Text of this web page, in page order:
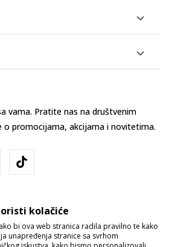
vama. Pratite nas na društvenim
o promocijama, akcijama i novitetima.
Promijenite
kolačiće
bi ova web stranica radila pravilno te kako
unapređenja stranice sa svrhom